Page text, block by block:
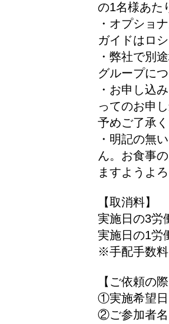
の1名様あた
・オプショ
ガイドはロ
・弊社で別
グループに
・お申し込
ってのお申
予めご了承
・明記の無
ん。お食事
ますようよ
【取消料】
実施日の3
実施日の1労
※手配手数
【ご依頼の
①実施希望日
②ご参加者